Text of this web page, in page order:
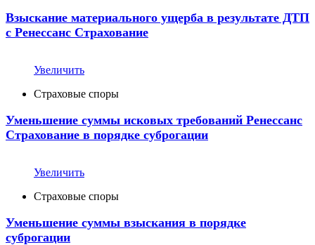
Взыскание материального ущерба в результате ДТП
с Ренессанс Страхование
Увеличить
Страховые споры
Уменьшение суммы исковых требований Ренессанс
Страхование в порядке суброгации
Увеличить
Страховые споры
Уменьшение суммы взыскания в порядке
суброгации